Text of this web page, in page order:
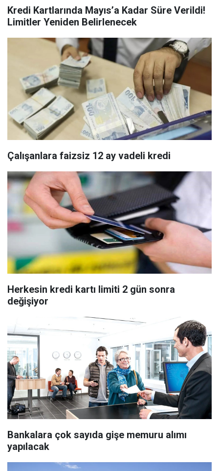
Kredi Kartlarında Mayıs’a Kadar Süre Verildi!
Limitler Yeniden Belirlenecek
Çalışanlara faizsiz 12 ay vadeli kredi
Herkesin kredi kartı limiti 2 gün sonra
değişiyor
Bankalara çok sayıda gişe memuru alımı
yapılacak